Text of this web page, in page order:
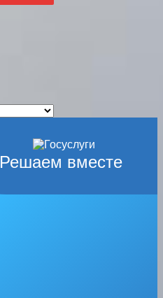
Решаем вместе